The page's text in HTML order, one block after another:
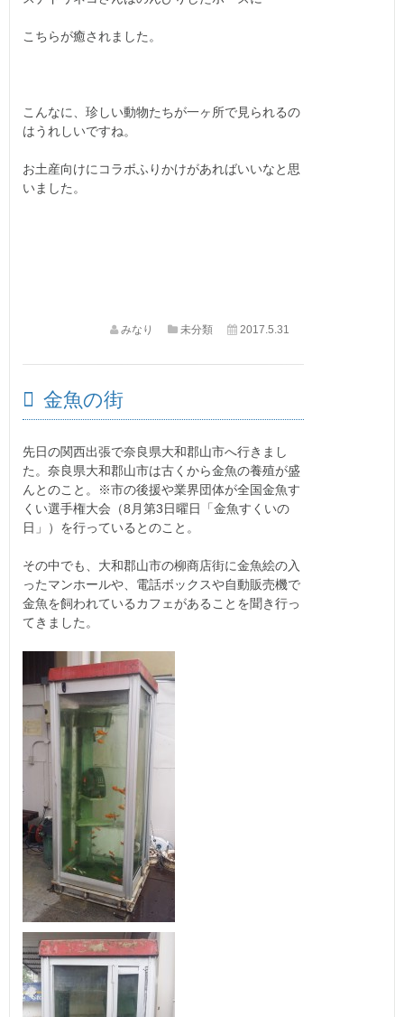
こちらが癒されました。
こんなに、珍しい動物たちが一ヶ所で見られるの
はうれしいですね。
お土産向けにコラボふりかけがあればいいなと思
いました。
みなり 未分類 2017.5.31
金魚の街
先日の関西出張で奈良県大和郡山市へ行きまし
た。奈良県大和郡山市は古くから金魚の養殖が盛
んとのこと。※市の後援や業界団体が全国金魚す
くい選手権大会（8月第3日曜日「金魚すくいの
日」）を行っているとのこと。
その中でも、大和郡山市の柳商店街に金魚絵の入
ったマンホールや、電話ボックスや自動販売機で
金魚を飼われているカフェがあることを聞き行っ
てきました。